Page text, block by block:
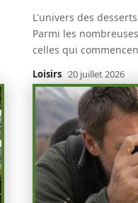
L'univers des
Parmi les
celles qui
Loisirs 20 juillet 2026